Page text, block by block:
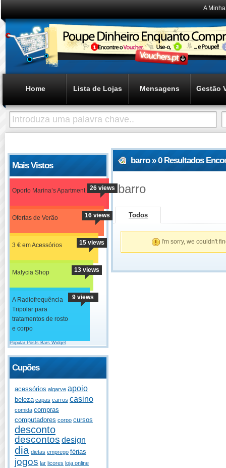
A
Home Lista de Lojas Mensagens Gestão
Mais Vistos
Oporto Marina’s Apartment 26 views
Ofertas de Verão 16 views
3 € em Acessórios 15 views
Malycia Shop 13 views
A Radiofrequência
Tripolar para
tratamentos de rosto
e corpo
9 views
Popular Posts Bars Widget
Cupões
acessórios algarve apoio
beleza capas carros casino
comida compras
computadores corpo cursos
desconto
descontos design
dia dietas emprego férias
jogos lar licores loja online
barro » 0 Resultados
barro
Todos
I'm sorry, we couldn't